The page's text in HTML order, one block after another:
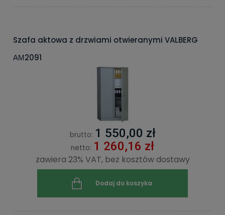
Szafa aktowa z drzwiami otwieranymi VALBERG
АМ2091
brutto: 1 550,00 zł
netto: 1 260,16 zł
zawiera 23% VAT, bez kosztów dostawy
Dodaj do koszyka